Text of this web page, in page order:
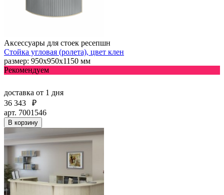
Аксессуары для стоек ресепшн
Стойка угловая (ролета), цвет клен
размер: 950х950х1150 мм
Рекомендуем
доставка от 1 дня
36 343
₽
арт. 7001546
В корзину